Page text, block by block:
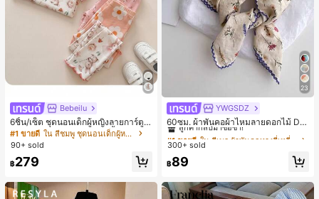
Bebeilu
6ชิ้น/เซ็ต ชุดนอนเด็กผู้หญิงลายการ์ตูน
หมีและดอกไม้ คอกลม แขนสั้น กางเกง
ขาสั้น ขอบระบาย สวมใส่สบาย
#1 ขายดี
ใน สีชมพู ชุดนอนเด็กผู้หญิง
90+ sold
฿279
23
YWGSDZ
60ซม. ผ้าพันคอผ้าไหมลายดอกไม้ Dit
sy สีเบจ, เครื่องประดับใหม่สำหรับผู้หญิ
งฤดูใบไม้ผลิ/ฤดูใบไม้ร่วง, ผ้าพันคอผืน
#1 ขายดี
ลูกค้ากลับมาซื้อซ้ำ!
#1 ขายดี
ลูกค้ากลับมาซื้อซ้ำ!
#1 ขายดี
ลูกค้ากลับมาซื้อซ้ำ!
#1 ขายดี
ใน สีเบจ ผ้าพันคอทรงสี่เหลี่ยมและผ้าพันคอสำหรับผู้
300+ sold
฿89